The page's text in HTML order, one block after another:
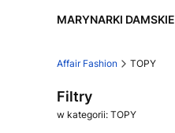
MARYNARKI DAMSKIE
Affair Fashion TOPY
Filtry
w kategorii: TOPY